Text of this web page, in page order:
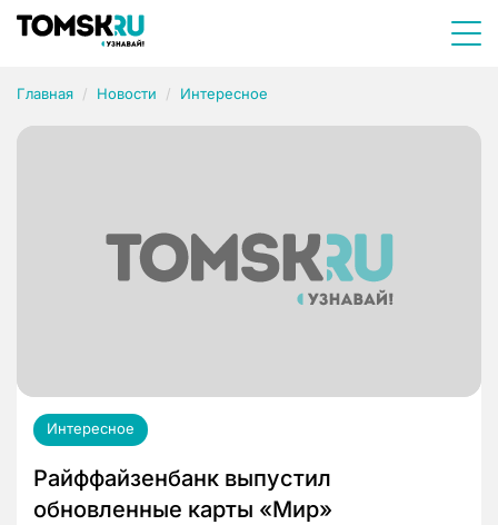
Главная Новости Интересное
Интересное
Райффайзенбанк выпустил
обновленные карты «Мир»